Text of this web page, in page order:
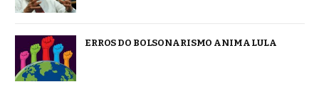
ERROS DO BOLSONARISMO ANIMA LULA